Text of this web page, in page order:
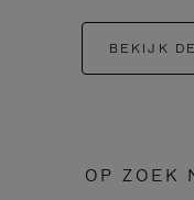
BEKIJK
OP ZOEK